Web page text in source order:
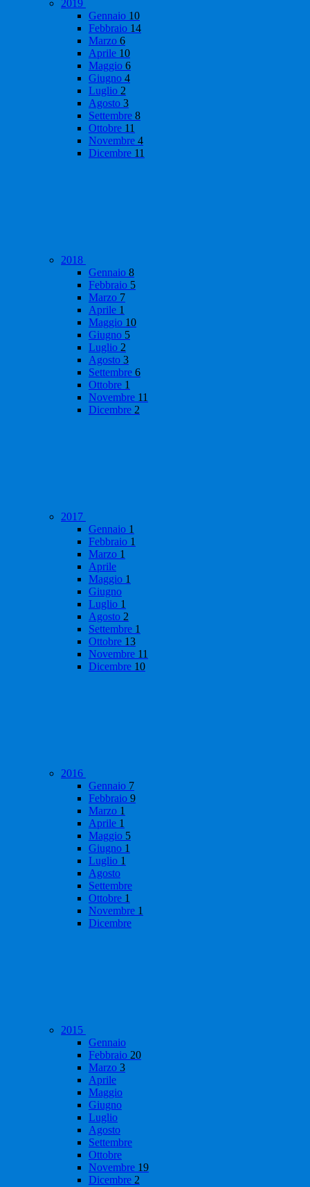
2019
Gennaio 10
Febbraio 14
Marzo 6
Aprile 10
Maggio 6
Giugno 4
Luglio 2
Agosto 3
Settembre 8
Ottobre 11
Novembre 4
Dicembre 11
2018
Gennaio 8
Febbraio 5
Marzo 7
Aprile 1
Maggio 10
Giugno 5
Luglio 2
Agosto 3
Settembre 6
Ottobre 1
Novembre 11
Dicembre 2
2017
Gennaio 1
Febbraio 1
Marzo 1
Aprile
Maggio 1
Giugno
Luglio 1
Agosto 2
Settembre 1
Ottobre 13
Novembre 11
Dicembre 10
2016
Gennaio 7
Febbraio 9
Marzo 1
Aprile 1
Maggio 5
Giugno 1
Luglio 1
Agosto
Settembre
Ottobre 1
Novembre 1
Dicembre
2015
Gennaio
Febbraio 20
Marzo 3
Aprile
Maggio
Giugno
Luglio
Agosto
Settembre
Ottobre
Novembre 19
Dicembre 2